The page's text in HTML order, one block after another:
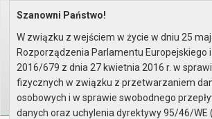
Home Organy Rada Miejska
Protokół z obrad
AAA
Szanowni Państwo!
W związku z wejściem w życie w dniu 25
Rozporządzenia Parlamentu Europejskiego i
2016/679 z dnia 27 kwietnia 2016 r. w
fizycznych w związku z przetwarzaniem
osobowych i w sprawie swobodnego
danych oraz uchylenia dyrektywy 95/46/WE